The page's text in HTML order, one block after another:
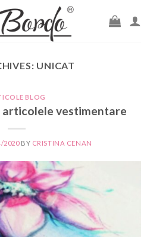
UNICAT
BLOG
articolele vestimentare
2020 BY CRISTINA CENAN